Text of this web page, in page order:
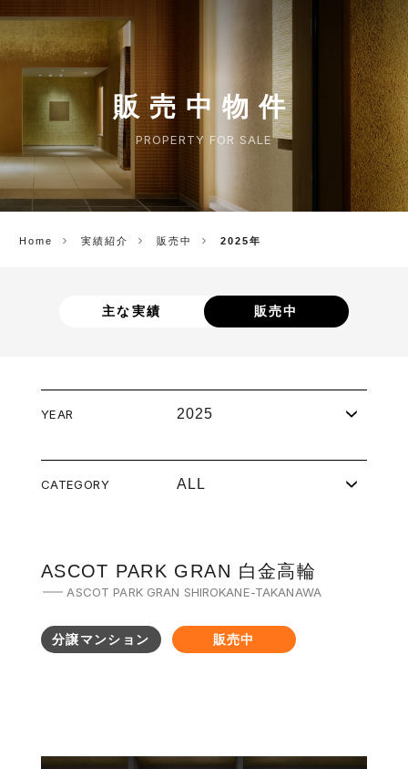
CORP.
販売中物件
PROPERTY FOR SALE
主な実績 販売中
Home 実績紹介 販売中 2025年
YEAR 2025
CATEGORY ALL
ASCOT PARK GRAN 白金高輪
ASCOT PARK GRAN SHIROKANE-TAKANAWA
分譲マンション 販売中